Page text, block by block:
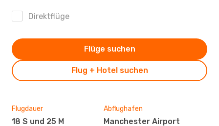
Direktflüge
Flug + Hotel suchen
Flüge suchen
Flugdauer
18 S und 25 M
Abflughafen
Manchester Airport